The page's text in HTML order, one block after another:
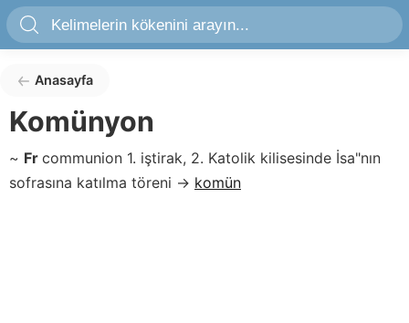
Anasayfa
Komünyon
~ Fr communion 1. iştirak, 2. Katolik kilisesinde İsa"nın
sofrasına katılma töreni → komün